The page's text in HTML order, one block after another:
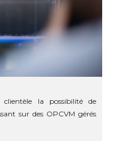
la possibilité de
sur des OPCVM gérés